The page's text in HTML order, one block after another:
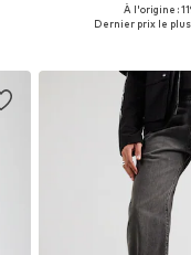
Disponible en
À l'origine :
Dernier prix le plus